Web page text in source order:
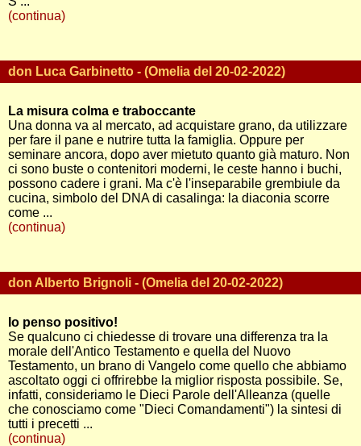
(continua)
don Luca Garbinetto - (Omelia del 20-02-2022)
La misura colma e traboccante
Una donna va al mercato, ad acquistare grano, da utilizzare
per fare il pane e nutrire tutta la famiglia. Oppure per
seminare ancora, dopo aver mietuto quanto già maturo. Non
ci sono buste o contenitori moderni, le ceste hanno i buchi,
possono cadere i grani. Ma c'è l'inseparabile grembiule da
cucina, simbolo del DNA di casalinga: la diaconia scorre
come ...
(continua)
don Alberto Brignoli - (Omelia del 20-02-2022)
Io penso positivo!
Se qualcuno ci chiedesse di trovare una differenza tra la
morale dell'Antico Testamento e quella del Nuovo
Testamento, un brano di Vangelo come quello che abbiamo
ascoltato oggi ci offrirebbe la miglior risposta possibile. Se,
infatti, consideriamo le Dieci Parole dell'Alleanza (quelle
che conosciamo come "Dieci Comandamenti") la sintesi di
tutti i precetti ...
(continua)